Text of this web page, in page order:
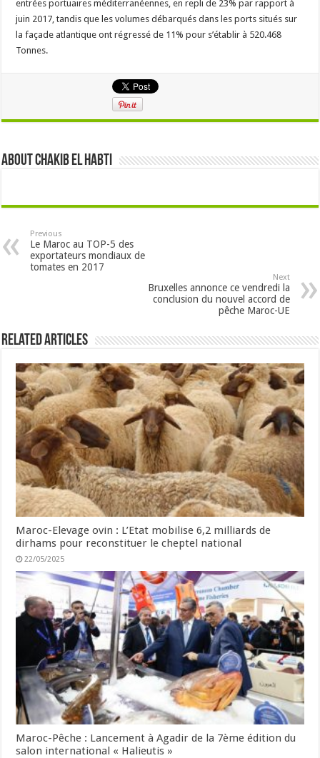
entrées portuaires méditerranéennes, en repli de 23% par rapport à
juin 2017, tandis que les volumes débarqués dans les ports situés sur
la façade atlantique ont régressé de 11% pour s’établir à 520.468
Tonnes.
About Chakib el habti
Previous
Le Maroc au TOP-5 des
exportateurs mondiaux de
tomates en 2017
Next
Bruxelles annonce ce vendredi la
conclusion du nouvel accord de
pêche Maroc-UE
Related Articles
Maroc-Elevage ovin : L’Etat mobilise 6,2 milliards de
dirhams pour reconstituer le cheptel national
22/05/2025
Maroc-Pêche : Lancement à Agadir de la 7ème édition du
salon international « Halieutis »